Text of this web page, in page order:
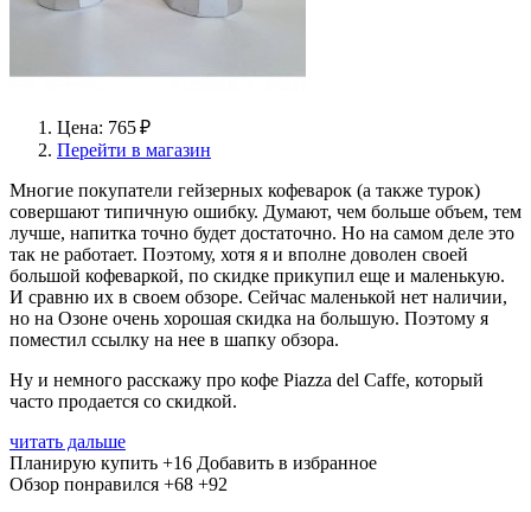
Цена: 765 ₽
Перейти в магазин
Многие покупатели гейзерных кофеварок (а также турок)
совершают типичную ошибку. Думают, чем больше объем, тем
лучше, напитка точно будет достаточно. Но на самом деле это
так не работает. Поэтому, хотя я и вполне доволен своей
большой кофеваркой, по скидке прикупил еще и маленькую.
И сравню их в своем обзоре. Сейчас маленькой нет наличии,
но на Озоне очень хорошая скидка на большую. Поэтому я
поместил ссылку на нее в шапку обзора.
Ну и немного расскажу про кофе Piazza del Caffe, который
часто продается со скидкой.
читать дальше
Планирую купить +16 Добавить в избранное
Обзор понравился +68 +92